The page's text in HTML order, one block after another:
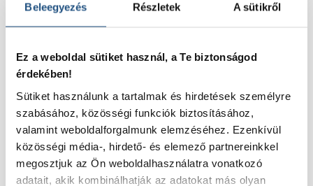
Beleegyezés Részletek A sütikről
Ez a weboldal sütiket használ, a Te biztonságod
érdekében!
Sütiket használunk a tartalmak és hirdetések személyre
szabásához, közösségi funkciók biztosításához,
valamint weboldalforgalmunk elemzéséhez. Ezenkívül
közösségi média-, hirdető- és elemező partnereinkkel
megosztjuk az Ön weboldalhasználatra vonatkozó
adatait, akik kombinálhatják az adatokat más olyan
Mióma RFA kezelés
Mióma embolizáció
Pajzsmirigy rák
Endokrinológia
Máj tumorabláció